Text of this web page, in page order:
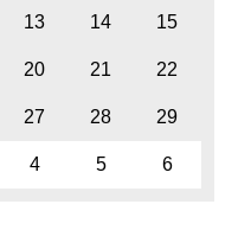
13 14 15
20 21 22
27 28 29
4 5 6